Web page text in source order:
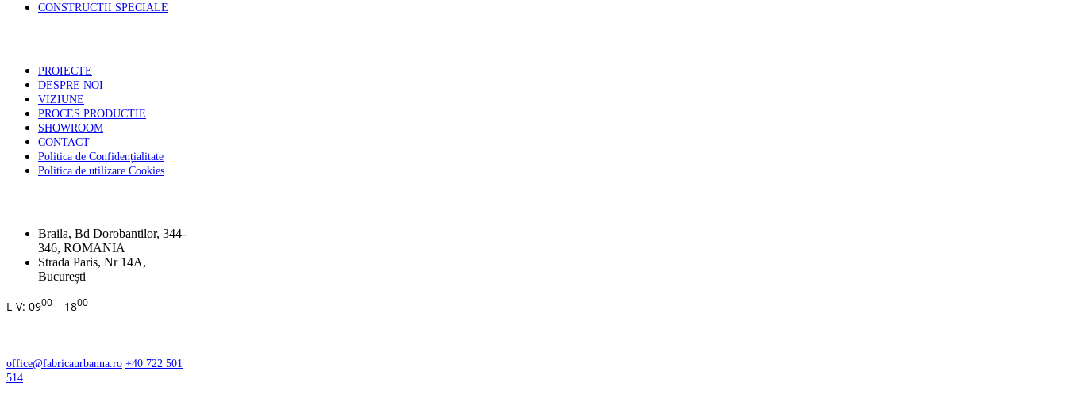
CONSTRUCTII SPECIALE
PROIECTE
DESPRE NOI
VIZIUNE
PROCES PRODUCTIE
SHOWROOM
CONTACT
Politica de Confidențialitate
Politica de utilizare Cookies
Braila, Bd Dorobantilor, 344-
346, ROMANIA
Strada Paris, Nr 14A,
București
L-V: 0900 – 1800
office@fabricaurbanna.ro +40 722 501
514